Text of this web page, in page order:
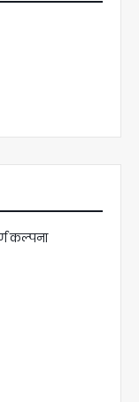
कल्पना